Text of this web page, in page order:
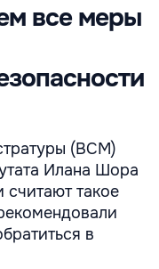
все меры
(ВСМ)
Илана Шора
считают такое
в